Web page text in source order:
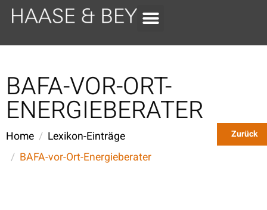
BAFA-VOR-ORT-
ENERGIEBERATER
Home
Lexikon-Einträge
BAFA-vor-Ort-Energieberater
Zurück